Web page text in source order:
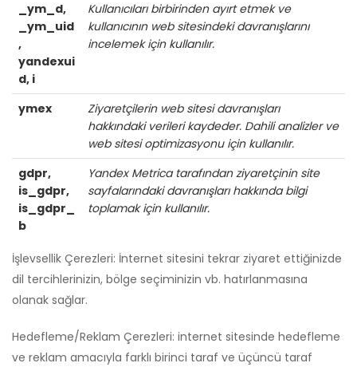
_ym_d,
_ym_uid
,
yandexui
d, i
Kullanıcıları birbirinden ayırt etmek ve
kullanıcının web sitesindeki davranışlarını
incelemek için kullanılır.
ymex
Ziyaretçilerin web sitesi davranışları
hakkındaki verileri kaydeder. Dahili analizler ve
web sitesi optimizasyonu için kullanılır.
gdpr,
is_gdpr,
is_gdpr_
b
Yandex Metrica tarafından ziyaretçinin site
sayfalarındaki davranışları hakkında bilgi
toplamak için kullanılır.
İşlevsellik Çerezleri: İnternet sitesini tekrar ziyaret ettiğinizde
dil tercihlerinizin, bölge seçiminizin vb. hatırlanmasına
olanak sağlar.
Hedefleme/Reklam Çerezleri: internet sitesinde hedefleme
ve reklam amacıyla farklı birinci taraf ve üçüncü taraf